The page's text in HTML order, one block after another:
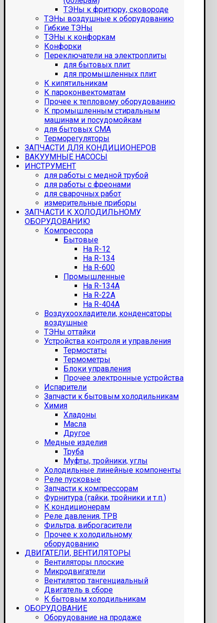
ТЭНы к фритюру, сковороде
ТЭНы воздушные к оборудованию
Гибкие ТЭНы
ТЭНы к конфоркам
Конфорки
Переключатели на электроплиты
для бытовых плит
для промышленных плит
К кипятильникам
К пароконвектоматам
Прочее к тепловому оборудованию
К промышленным стиральным
машинам и посудомойкам
для бытовых СМА
Терморегуляторы
ЗАПЧАСТИ ДЛЯ КОНДИЦИОНЕРОВ
ВАКУУМНЫЕ НАСОСЫ
ИНСТРУМЕНТ
для работы с медной трубой
для работы с фреонами
для сварочных работ
измерительные приборы
ЗАПЧАСТИ К ХОЛОДИЛЬНОМУ
ОБОРУДОВАНИЮ
Компрессора
Бытовые
На R-12
На R-134
На R-600
Промышленные
На R-134A
На R-22A
На R-404A
Воздухоохладители, конденсаторы
воздушные
ТЭНы оттайки
Устройства контроля и управления
Термостаты
Термометры
Блоки управления
Прочее электронные устройства
Испарители
Запчасти к бытовым холодильникам
Химия
Хладоны
Масла
Другое
Медные изделия
Труба
Муфты, тройники, углы
Холодильные линейные компоненты
Реле пусковые
Запчасти к компрессорам
Фурнитура (гайки, тройники и т.п.)
К кондиционерам
Реле давления, ТРВ
Фильтра, виброгасители
Прочее к холодильному
оборудованию
ДВИГАТЕЛИ, ВЕНТИЛЯТОРЫ
Вентиляторы плоские
Микродвигатели
Вентилятор тангенциальный
Двигатель в сборе
К бытовым холодильникам
ОБОРУДОВАНИЕ
Оборудование на продаже